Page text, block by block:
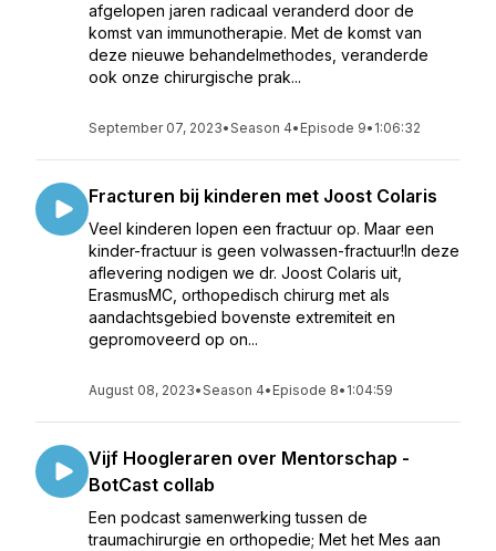
afgelopen jaren radicaal veranderd door de
komst van immunotherapie. Met de komst van
deze nieuwe behandelmethodes, veranderde
ook onze chirurgische prak...
September 07, 2023•Season 4• Episode 9• 1:06:32
Fracturen bij kinderen met Joost Colaris
Veel kinderen lopen een fractuur op. Maar een
kinder-fractuur is geen volwassen-fractuur!In deze
aflevering nodigen we dr. Joost Colaris uit,
ErasmusMC, orthopedisch chirurg met als
aandachtsgebied bovenste extremiteit en
gepromoveerd op on...
August 08, 2023•Season 4• Episode 8• 1:04:59
Vijf Hoogleraren over Mentorschap -
BotCast collab
Een podcast samenwerking tussen de
traumachirurgie en orthopedie; Met het Mes aan